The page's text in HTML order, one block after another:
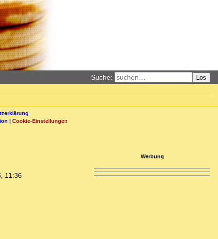
Suche: Los
| Cookie-Einstellungen
11:36
Werbung